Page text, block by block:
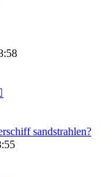
sandstrahlen?